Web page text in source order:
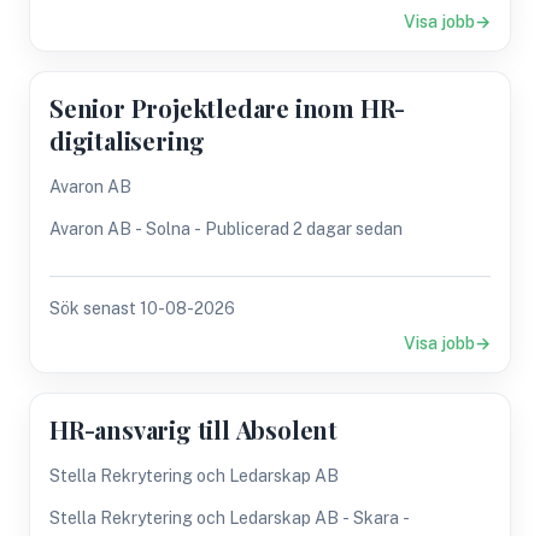
Visa jobb
Senior Projektledare inom HR-
digitalisering
Avaron AB
Avaron AB - Solna - Publicerad 2 dagar sedan
Sök senast 10-08-2026
Visa jobb
HR-ansvarig till Absolent
Stella Rekrytering och Ledarskap AB
Stella Rekrytering och Ledarskap AB - Skara -